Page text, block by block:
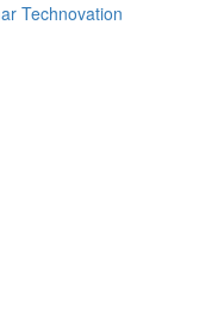
Technovation